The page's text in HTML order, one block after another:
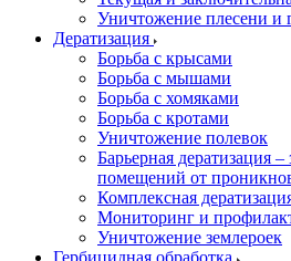
Уничтожение плесени и
Дератизация
Борьба с крысами
Борьба с мышами
Борьба с хомяками
Борьба с кротами
Уничтожение полевок
Барьерная дератизация –
помещений от
Комплексная
Мониторинг и
Уничтожение землероек
Гербицидная обработка